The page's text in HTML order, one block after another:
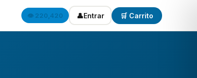
👁️ 220,420 👤Entrar 🛒 Carrito